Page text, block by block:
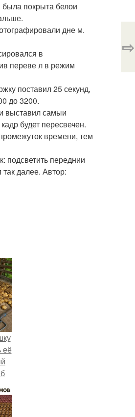
покрыта белои
дне м.
в
переве л в режим
поставил 25 секунд,
до 3200.
выставил самыи
будет пересвечен.
времени, тем
подсветить переднии
так далее. Автор:
⇨
её